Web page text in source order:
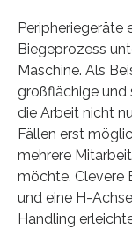
Peripheriegeräte
Biegeprozess
Maschine. Als
großflächige und
die Arbeit nicht
Fällen erst
mehrere
möchte. Clevere
und eine H-
Handling